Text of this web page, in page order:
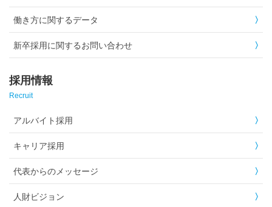
働き方に関するデータ
新卒採用に関するお問い合わせ
採用情報
Recruit
アルバイト採用
キャリア採用
代表からのメッセージ
人財ビジョン